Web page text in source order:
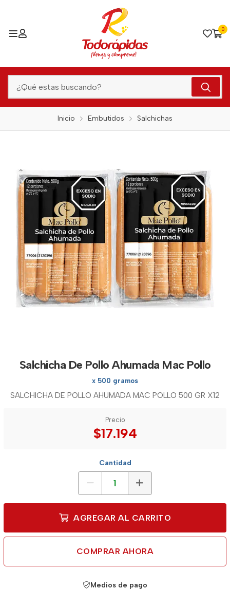
0
Inicio Embutidos Salchichas
Salchicha De Pollo Ahumada Mac Pollo
x 500 gramos
SALCHICHA DE POLLO AHUMADA MAC POLLO 500 GR X12
Precio
$17.194
Cantidad
AGREGAR AL CARRITO
COMPRAR AHORA
Medios de pago